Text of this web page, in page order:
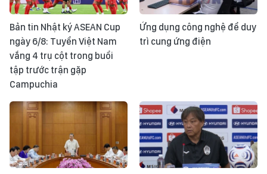
Bản tin Nhật ký ASEAN Cup
ngày 6/8: Tuyển Việt Nam
vắng 4 trụ cột trong buổi
tập trước trận gặp
Campuchia
Ứng dụng công nghệ để duy
trì cung ứng điện